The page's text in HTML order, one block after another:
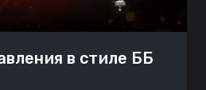
в стиле ББ